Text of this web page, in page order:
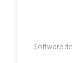
Software de